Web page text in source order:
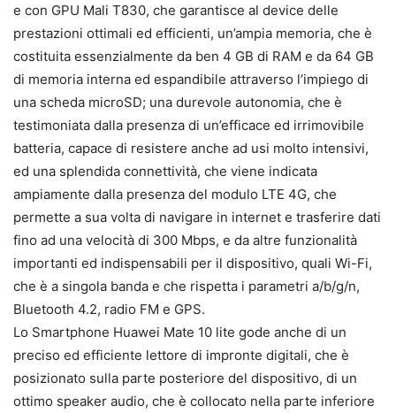
e con GPU Mali T830, che garantisce al device delle
prestazioni ottimali ed efficienti, un’ampia memoria, che è
costituita essenzialmente da ben 4 GB di RAM e da 64 GB
di memoria interna ed espandibile attraverso l’impiego di
una scheda microSD; una durevole autonomia, che è
testimoniata dalla presenza di un’efficace ed irrimovibile
batteria, capace di resistere anche ad usi molto intensivi,
ed una splendida connettività, che viene indicata
ampiamente dalla presenza del modulo LTE 4G, che
permette a sua volta di navigare in internet e trasferire dati
fino ad una velocità di 300 Mbps, e da altre funzionalità
importanti ed indispensabili per il dispositivo, quali Wi-Fi,
che è a singola banda e che rispetta i parametri a/b/g/n,
Bluetooth 4.2, radio FM e GPS.
Lo Smartphone Huawei Mate 10 lite gode anche di un
preciso ed efficiente lettore di impronte digitali, che è
posizionato sulla parte posteriore del dispositivo, di un
ottimo speaker audio, che è collocato nella parte inferiore